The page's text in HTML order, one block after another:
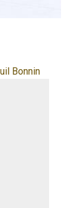
Bonnin